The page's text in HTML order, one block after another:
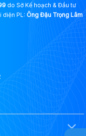
do Sở Kế hoạch & Đầu tư
PL: Ông Đậu Trọng Lâm